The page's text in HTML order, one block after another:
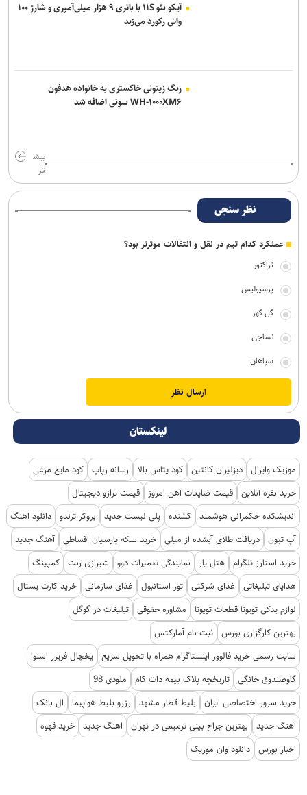
آیکو نئو ۱۱S با باتری ۹ هزار میلی‌آمپری و شارژ ۱۰۰
واتی رکورد می‌زند
رنگ زیتونی خاکستری به خانواده هدفون
WH-۱۰۰۰XM۶ سونی اضافه شد
بیش
تر
نظر سنجی
عملکرد کدام تیم در نقل و انتقالات موثرتر بود؟
تراکتور
پرسپولیس
گل گهر
نساجی
سپاهان
لینکستان
موزیک وایرال دیزلیران کانتین کود پتاس بالا رسانه رپاپ کود مایع مرغی
خرید نقره آنلاین قیمت ضایعات آهن امروز
قیمت ترازو دیجیتال
اندیشکده حکمرانی هوشمند کشنده پلی لیست جدید بروکر ترندو دانلود اهنگ
آپ تیون دریافت طلای آبشده از میلی خرید سکه پارسیان اقساطی آهنگ جدید
خرید استارز تلگرام هتل یار نمایندگی تعمیرات دوو شیرازی رنت کمپینگ
هدایای تبلیغاتی
غذای شرکتی تور استانبول غذای سازمانی خرید کارت پستال
لوازم یدکی تویوتا قطعات تویوتا
مشاوره حقوقی تبلیغات در گوگل
بهترین کارگزاری بورس ثبت نام آمارکتس
سایت رسمی خرید فالوور اینستاگرام همراه با تحویل سریع یخچال فریزر اسنوا
گاوصندوق خانگی تاریخچه پلاک بیمه دات کام
ملودی 98
خرید سرور اختصاصی ایران
بلیط قطار مشهد رزرو بلیط هواپیما
ال بانک
آهنگ جدید
بهترین جراح بینی ترمیمی در تهران اهنگ جدید خرید قهوه
اخبار بورس دانلود وان موزیک